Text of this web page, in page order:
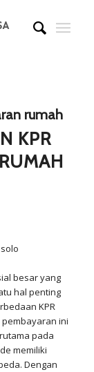
rumah
KPR
besar yang
hal penting
KPR
ini
pada
memiliki
Dengan